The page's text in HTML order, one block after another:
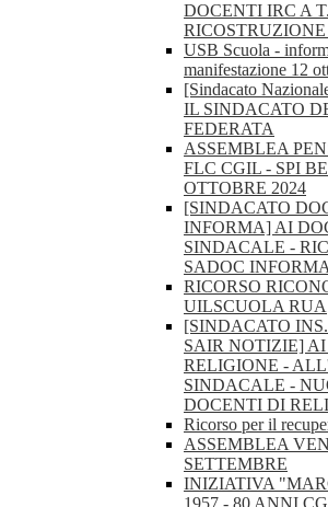
DOCENTI IRC A
USB Scuola -
manifestazione 12
[Sindacato
IL SINDACATO
FEDERATA
ASSEMBLEA
FLC CGIL - SPI
OTTOBRE 2024
[SINDACATO
INFORMA] AI
SINDACALE -
SADOC
RICORSO
UILSCUOLA RUA
[SINDACATO
SAIR NOTIZIE]
RELIGIONE -
SINDACALE -
DOCENTI DI
Ricorso per il
ASSEMBLEA
SETTEMBRE
INIZIATIVA